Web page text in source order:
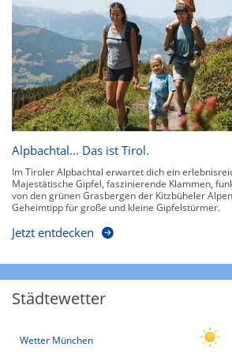
Alpbachtal… Das ist Tirol.
Im Tiroler Alpbachtal erwartet dich ein
Majestätische Gipfel, faszinierende Klammen,
von den grünen Grasbergen der Kitzbüheler
Geheimtipp für große und kleine Gipfelstürmer.
Jetzt entdecken
Städtewetter
Wetter München